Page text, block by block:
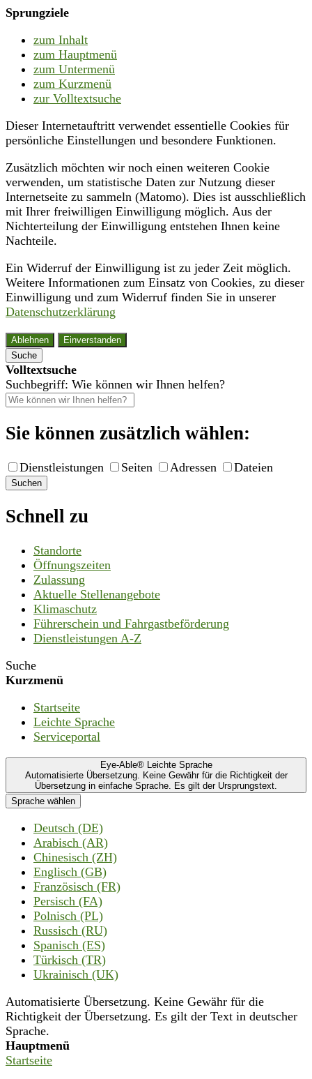
Sprungziele
zum Inhalt
zum Hauptmenü
zum Untermenü
zum Kurzmenü
zur Volltextsuche
Dieser Internetauftritt verwendet essentielle Cookies für
persönliche Einstellungen und besondere Funktionen.
Zusätzlich möchten wir noch einen weiteren Cookie
verwenden, um statistische Daten zur Nutzung dieser
Internetseite zu sammeln (Matomo). Dies ist ausschließlich
mit Ihrer freiwilligen Einwilligung möglich. Aus der
Nichterteilung der Einwilligung entstehen Ihnen keine
Nachteile.
Ein Widerruf der Einwilligung ist zu jeder Zeit möglich.
Weitere Informationen zum Einsatz von Cookies, zu dieser
Einwilligung und zum Widerruf finden Sie in unserer
Datenschutzerklärung
Ablehnen
Einverstanden
Suche
Volltextsuche
Suchbegriff: Wie können wir Ihnen helfen?
Sie können zusätzlich wählen:
Dienstleistungen Seiten Adressen Dateien
Suchen
Schnell zu
Standorte
Öffnungszeiten
Zulassung
Aktuelle Stellenangebote
Klimaschutz
Führerschein und Fahrgastbeförderung
Dienstleistungen A-Z
Suche
Kurzmenü
Startseite
Leichte Sprache
Serviceportal
Eye-Able® Leichte Sprache
Automatisierte Übersetzung. Keine Gewähr für die Richtigkeit der
Übersetzung in einfache Sprache. Es gilt der Ursprungstext.
Sprache wählen
Deutsch (DE)
Arabisch (AR)
Chinesisch (ZH)
Englisch (GB)
Französisch (FR)
Persisch (FA)
Polnisch (PL)
Russisch (RU)
Spanisch (ES)
Türkisch (TR)
Ukrainisch (UK)
Automatisierte Übersetzung. Keine Gewähr für die
Richtigkeit der Übersetzung. Es gilt der Text in deutscher
Sprache.
Hauptmenü
Startseite